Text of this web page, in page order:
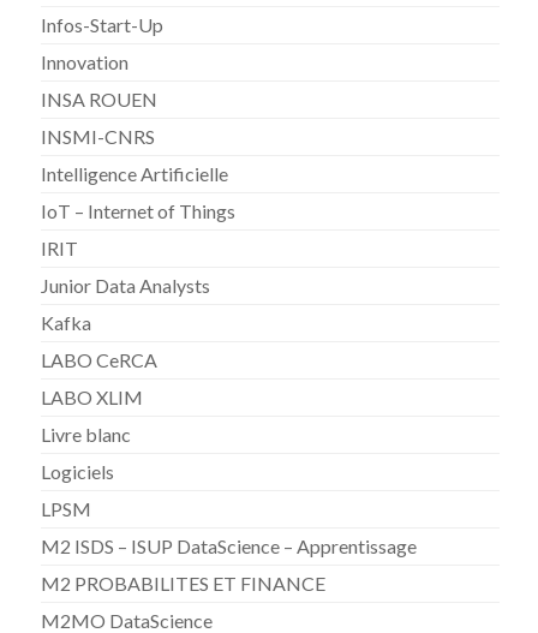
Infos-Start-Up
Innovation
INSA ROUEN
INSMI-CNRS
Intelligence Artificielle
IoT – Internet of Things
IRIT
Junior Data Analysts
Kafka
LABO CeRCA
LABO XLIM
Livre blanc
Logiciels
LPSM
M2 ISDS – ISUP DataScience – Apprentissage
M2 PROBABILITES ET FINANCE
M2MO DataScience